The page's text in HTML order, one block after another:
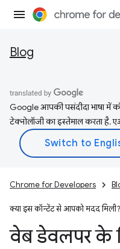
Blog
Google आपकी पसंदीदा भाषा में
टेक्नोलॉजी का इस्तेमाल करता है.
Chrome for Developers
क्या इस कॉन्टेंट से आपको मदद मिली?
वेब डेवलपर के